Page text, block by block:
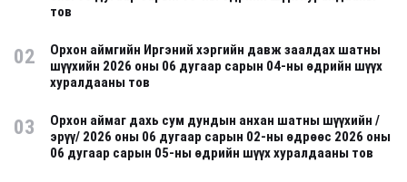
тов
02
Орхон аймгийн Иргэний хэргийн давж заалдах шатны
шүүхийн 2026 оны 06 дугаар сарын 04-ны өдрийн шүүх
хуралдааны тов
03
Орхон аймаг дахь сум дундын анхан шатны шүүхийн /
эрүү/ 2026 оны 06 дугаар сарын 02-ны өдрөөс 2026 оны
06 дугаар сарын 05-ны өдрийн шүүх хуралдааны тов